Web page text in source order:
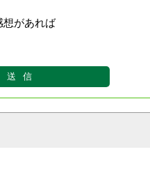
想があれば